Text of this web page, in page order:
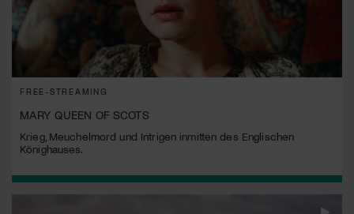
FREE-STREAMING
MARY QUEEN OF SCOTS
Krieg, Meuchelmord und Intrigen inmitten des Englischen
Könighauses.